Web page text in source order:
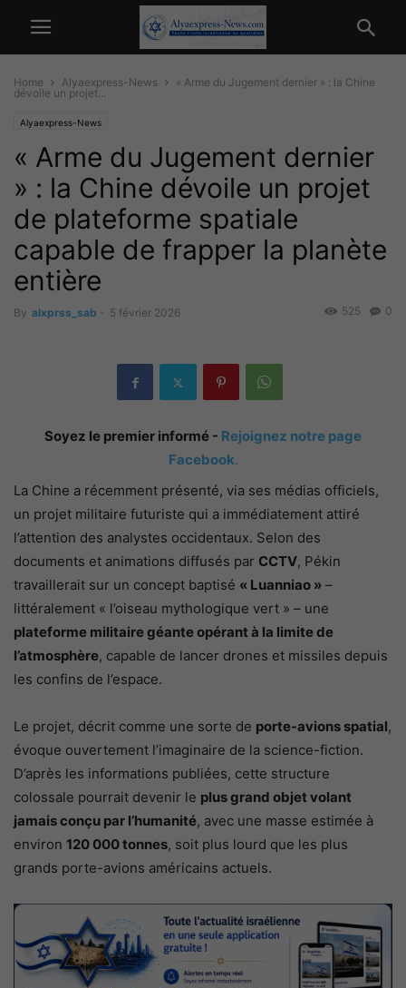
Home Alyaexpress-News
« Arme du Jugement dernier » : la Chine
dévoile un projet...
Alyaexpress-News
« Arme du Jugement dernier
» : la Chine dévoile un projet
de plateforme spatiale
capable de frapper la planète
entière
By alxprss_sab - 5 février 2026 0
525
Soyez le premier informé - Rejoignez notre page
Facebook.
La Chine a récemment présenté, via ses médias officiels,
un projet militaire futuriste qui a immédiatement attiré
l’attention des analystes occidentaux. Selon des
documents et animations diffusés par CCTV, Pékin
travaillerait sur un concept baptisé « Luanniao » –
littéralement « l’oiseau mythologique vert » – une
plateforme militaire géante opérant à la limite de
l’atmosphère, capable de lancer drones et missiles depuis
les confins de l’espace.
Le projet, décrit comme une sorte de porte-avions spatial,
évoque ouvertement l’imaginaire de la science-fiction.
D’après les informations publiées, cette structure
colossale pourrait devenir le plus grand objet volant
jamais conçu par l’humanité, avec une masse estimée à
environ 120 000 tonnes, soit plus lourd que les plus
grands porte-avions américains actuels.